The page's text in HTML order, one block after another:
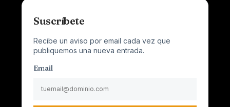
Suscríbete
Recibe un aviso por email cada vez que
publiquemos una nueva entrada.
Email